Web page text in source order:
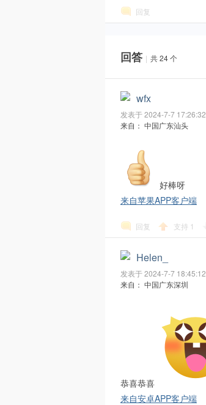
M
回复
回答 | 共 24 个
wfx
发表于 2024-7-7 17:26:32
来自： 中国广东汕头
好棒呀
来自苹果APP客户端
回复 支持 1
Helen_
发表于 2024-7-7 18:45:12
来自： 中国广东深圳
恭喜恭喜
来自安卓APP客户端